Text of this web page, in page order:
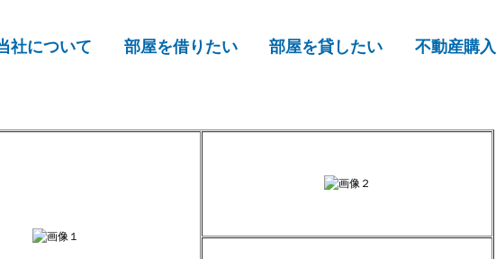
社について 部屋を借りたい 部屋を貸したい 不動産購入